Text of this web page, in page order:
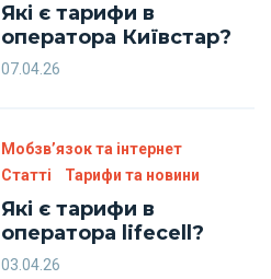
Які є тарифи в
оператора Київстар?
07.04.26
Мобзв’язок та інтернет
Статті
Тарифи та новини
Які є тарифи в
оператора lifecell?
03.04.26